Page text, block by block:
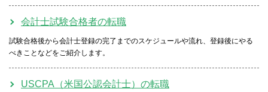
会計士試験合格者の転職
試験合格後から会計士登録の完了までのスケジュールや流れ、登録後にやる
べきことなどをご紹介します。
USCPA（米国公認会計士）の転職